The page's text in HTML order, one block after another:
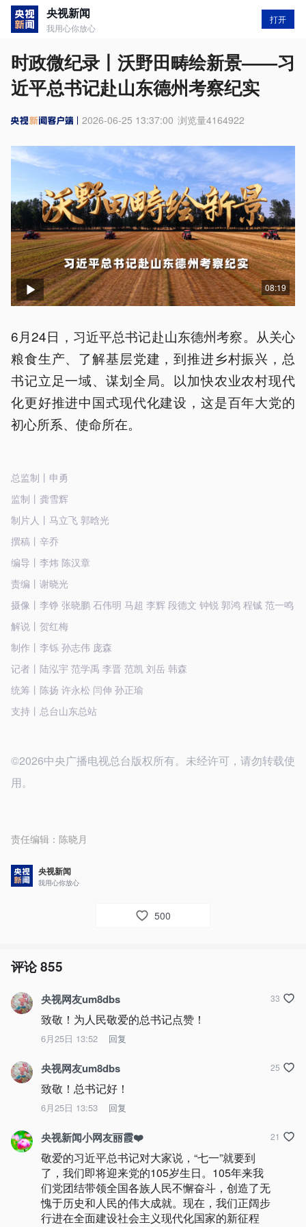
央视新闻
我用心你放心
打开
时政微纪录丨沃野田畴绘新景——习
近平总书记赴山东德州考察纪实
2026-06-25 13:37:00 浏览量4164922
08:19
6月24日，习近平总书记赴山东德州考察。从关心
粮食生产、了解基层党建，到推进乡村振兴，总
书记立足一域、谋划全局。以加快农业农村现代
化更好推进中国式现代化建设，这是百年大党的
初心所系、使命所在。
总监制丨申勇
监制丨龚雪辉
制片人丨马立飞 郭晗光
撰稿丨辛乔
编导丨李炜 陈汉章
责编丨谢晓光
摄像丨李铮 张晓鹏 石伟明 马超 李辉 段德文 钟锐 郭鸿 程铖 范一鸣
解说丨贺红梅
制作丨李铄 孙志伟 庞森
记者丨陆泓宇 范学禹 李晋 范凯 刘岳 韩森
统筹丨陈扬 许永松 闫伸 孙正瑜
支持丨总台山东总站
©2026中央广播电视总台版权所有。未经许可，请勿转载使
用。
责任编辑： 陈晓月
央视新闻
我用心你放心
500
评论855
央视网友um8dbs
致敬！为人民敬爱的总书记点赞！
6月25日 13:52 回复
33
央视网友um8dbs
致敬！总书记好！
6月25日 13:53 回复
25
央视新闻小网友丽霞❤️
敬爱的习近平总书记对大家说，“七一”就要到
了，我们即将迎来党的105岁生日。105年来我
们党团结带领全国各族人民不懈奋斗，创造了无
愧于历史和人民的伟大成就。现在，我们正阔步
行进在全面建设社会主义现代化国家的新征程
21